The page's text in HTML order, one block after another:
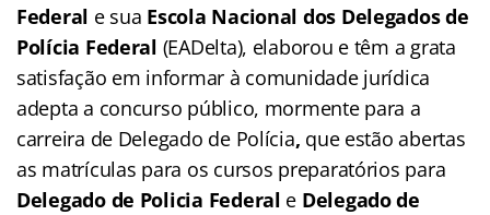
Federal e sua Escola Nacional dos Delegados de
Polícia Federal (EADelta), elaborou e têm a grata
satisfação em informar à comunidade jurídica
adepta a concurso público, mormente para a
carreira de Delegado de Polícia, que estão abertas
as matrículas para os cursos preparatórios para
Delegado de Policia Federal e Delegado de